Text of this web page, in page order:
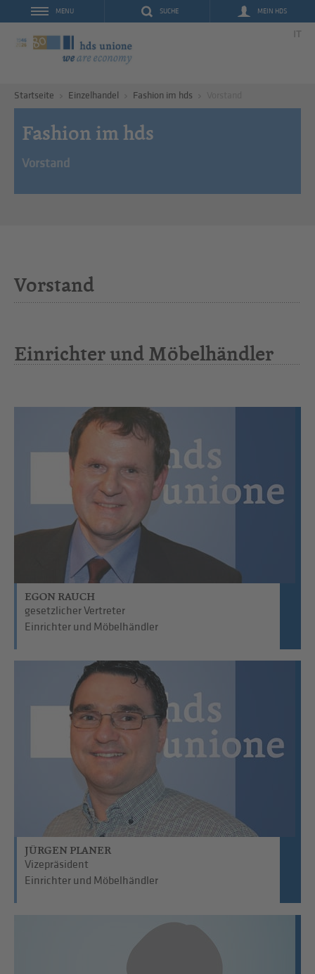
SUCHE MEIN HDS
MENU
IT
Startseite Einzelhandel Fashion im hds
Fashion im hds
Vorstand
Vorstand
Einrichter und Möbelhändler
EGON RAUCH
gesetzlicher Vertreter
Einrichter und Möbelhändler
JÜRGEN PLANER
Vizepräsident
Einrichter und Möbelhändler